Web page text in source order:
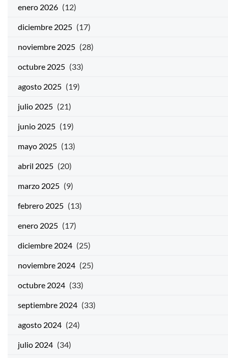
enero 2026 (12)
diciembre 2025 (17)
noviembre 2025 (28)
octubre 2025 (33)
agosto 2025 (19)
julio 2025 (21)
junio 2025 (19)
mayo 2025 (13)
abril 2025 (20)
marzo 2025 (9)
febrero 2025 (13)
enero 2025 (17)
diciembre 2024 (25)
noviembre 2024 (25)
octubre 2024 (33)
septiembre 2024 (33)
agosto 2024 (24)
julio 2024 (34)